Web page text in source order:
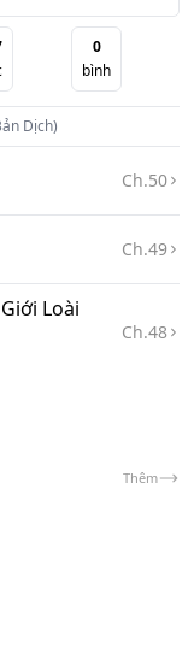
0
bình
Dịch)
Ch.50
Ch.49
Loài
Ch.48
Thêm